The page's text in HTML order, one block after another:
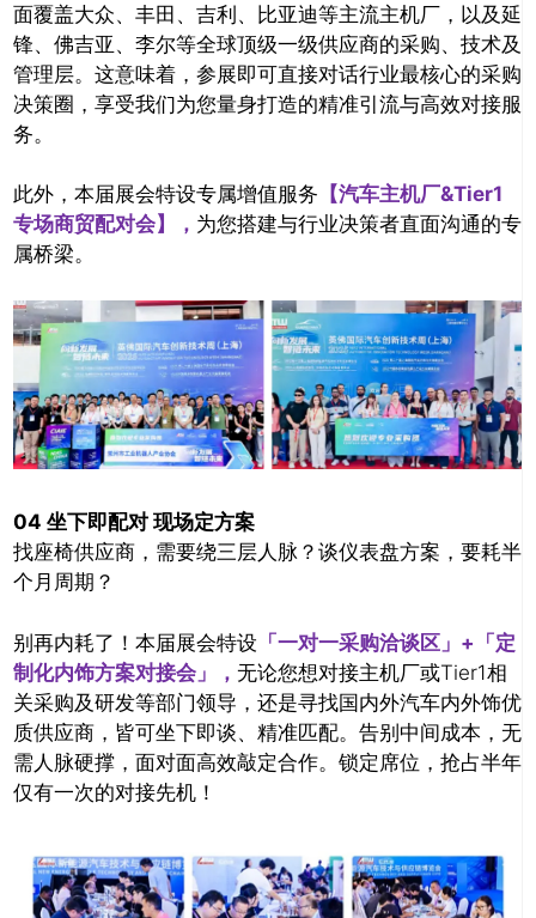
面覆盖大众、丰田、吉利、比亚迪等主流主机厂，以及延
锋、佛吉亚、李尔等全球顶级一级供应商的采购、技术及
管理层。这意味着，参展即可直接对话行业最核心的采购
决策圈，享受我们为您量身打造的精准引流与高效对接服
务。
此外，本届展会特设专属增值服务 【汽车主机厂&Tier1
专场商贸配对会】， 为您搭建与行业决策者直面沟通的专
属桥梁。
04 坐下即配对 现场定方案
找座椅供应商，需要绕三层人脉？谈仪表盘方案，要耗半
个月周期？
别再内耗了！本届展会特设 「一对一采购洽谈区」+「定
制化内饰方案对接会」， 无论您想对接主机厂或Tier1相
关采购及研发等部门领导，还是寻找国内外汽车内外饰优
质供应商，皆可坐下即谈、精准匹配。告别中间成本，无
需人脉硬撑，面对面高效敲定合作。锁定席位，抢占半年
仅有一次的对接先机！